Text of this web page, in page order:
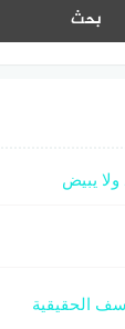
ولا يبيض
الحقيقية